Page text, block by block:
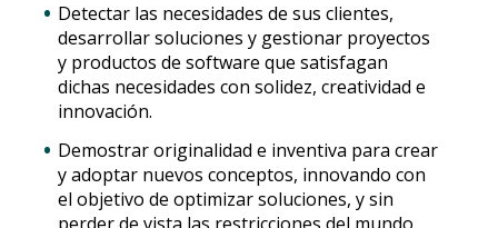
Detectar las necesidades de sus clientes,
desarrollar soluciones y gestionar proyectos
y productos de software que satisfagan
dichas necesidades con solidez, creatividad e
innovación.
Demostrar originalidad e inventiva para crear
y adoptar nuevos conceptos, innovando con
el objetivo de optimizar soluciones, y sin